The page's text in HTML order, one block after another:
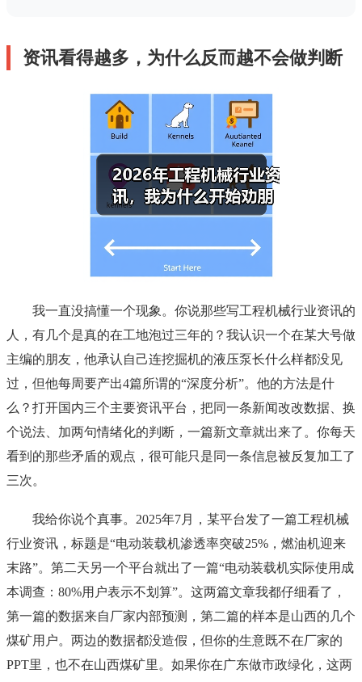
资讯看得越多，为什么反而越不会做判断
我一直没搞懂一个现象。你说那些写工程机械行业资讯的
人，有几个是真的在工地泡过三年的？我认识一个在某大号做
主编的朋友，他承认自己连挖掘机的液压泵长什么样都没见
过，但他每周要产出4篇所谓的“深度分析”。他的方法是什
么？打开国内三个主要资讯平台，把同一条新闻改改数据、换
个说法、加两句情绪化的判断，一篇新文章就出来了。你每天
看到的那些矛盾的观点，很可能只是同一条信息被反复加工了
三次。
我给你说个真事。2025年7月，某平台发了一篇工程机械
行业资讯，标题是“电动装载机渗透率突破25%，燃油机迎来
末路”。第二天另一个平台就出了一篇“电动装载机实际使用成
本调查：80%用户表示不划算”。这两篇文章我都仔细看了，
第一篇的数据来自厂家内部预测，第二篇的样本是山西的几个
煤矿用户。两边的数据都没造假，但你的生意既不在厂家的
PPT里，也不在山西煤矿里。如果你在广东做市政绿化，这两